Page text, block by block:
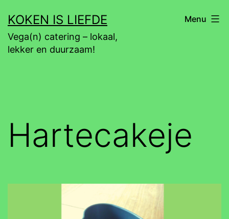
naar
de
KOKEN IS LIEFDE
Vega(n) catering – lokaal,
lekker en duurzaam!
Menu
Hartecakeje